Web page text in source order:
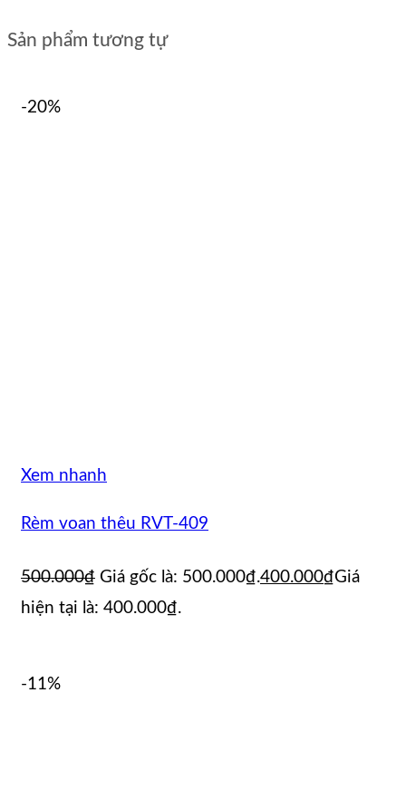
Sản phẩm tương tự
-20%
Xem nhanh
Rèm voan thêu RVT-409
500.000₫ Giá gốc là: 500.000₫.400.000₫Giá
hiện tại là: 400.000₫.
-11%